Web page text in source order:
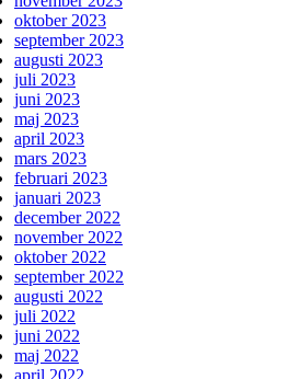
oktober 2023
september 2023
augusti 2023
juli 2023
juni 2023
maj 2023
april 2023
mars 2023
februari 2023
januari 2023
december 2022
november 2022
oktober 2022
september 2022
augusti 2022
juli 2022
juni 2022
maj 2022
april 2022